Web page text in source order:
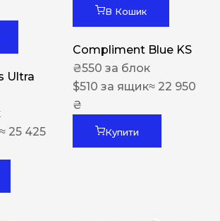
Ultra
≈ 25 425
В Кошик
Compliment Blue KS
₴550 за блок
$510 за ящик≈ 22 950
₴
Купити